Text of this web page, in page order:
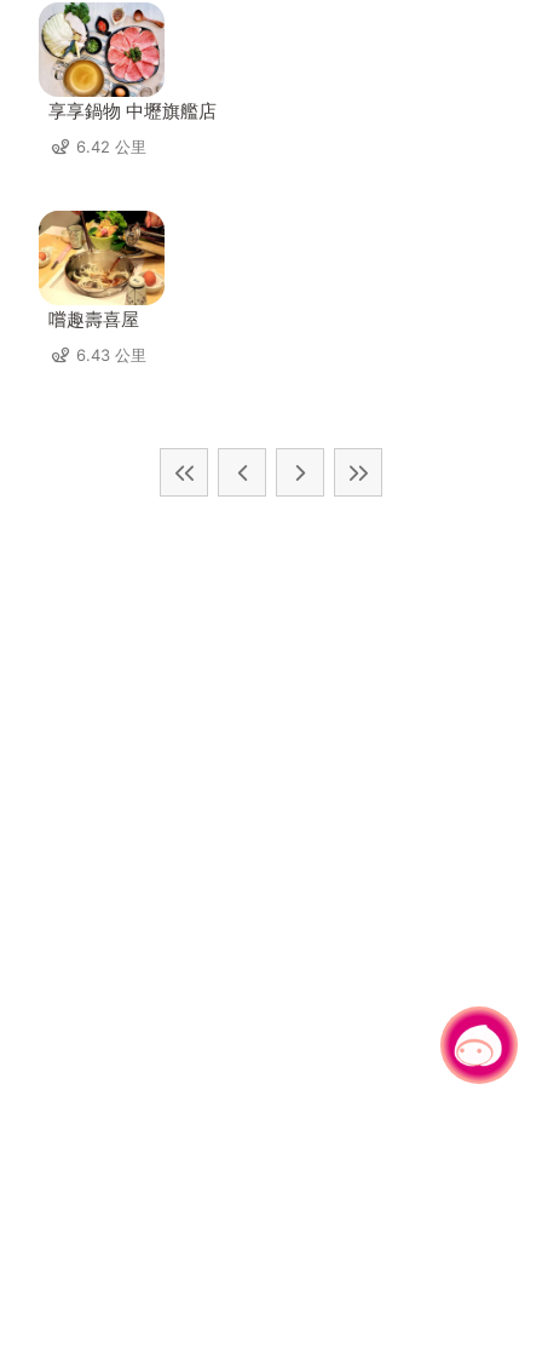
享享鍋物 中壢旗艦店
6.42 公里
嚐趣壽喜屋
6.43 公里